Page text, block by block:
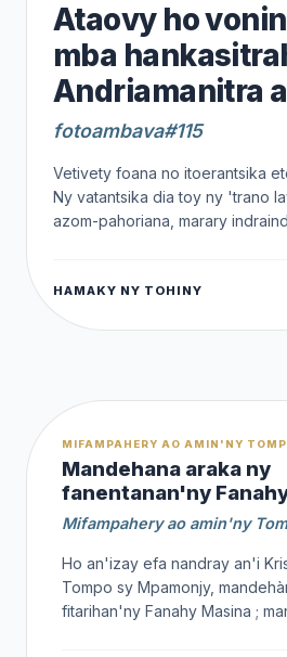
Ataovy ho
mba
Andriamanitra
fotoambava#115
Vetivety foana no itoerantsika
Ny vatantsika dia toy ny 'trano
azom-pahoriana, marary
HAMAKY NY TOHINY
MIFAMPAHERY AO AMIN'NY
Mandehana araka ny
fanentanan'ny
Mifampahery ao amin'ny
Ho an'izay efa nandray an'i
Tompo sy Mpamonjy,
fitarihan'ny Fanahy Masina ;